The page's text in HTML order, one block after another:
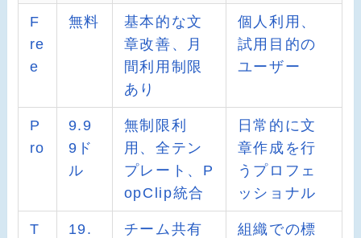
F
re
e
無料
基本的な文
章改善、月
間利用制限
あり
個人利用、
試用目的の
ユーザー
P
ro
9.9
9ド
ル
無制限利
用、全テン
プレート、P
opClip統合
日常的に文
章作成を行
うプロフェ
ッショナル
T
19.
チーム共有
組織での標